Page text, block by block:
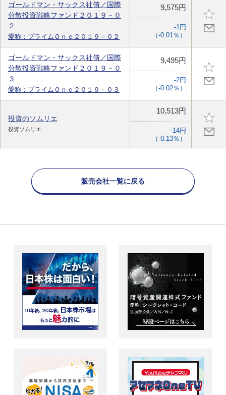
ゴールドマン・サックス社債／国際
分散投資戦略ファンド２０１９－０
２
愛称：プライムＯｎｅ２０１９－０２
9,575円
-1円
（-0.01％）
ゴールドマン・サックス社債／国際
分散投資戦略ファンド２０１９－０
３
愛称：プライムＯｎｅ２０１９－０３
9,495円
-2円
（-0.02％）
投資のソムリエ
投資ソムリエ
10,513円
-14円
（-0.13％）
販売会社一覧に戻る